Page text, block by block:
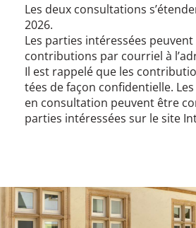
Les deux consultations
2026.
Les parties intéressées
contributions par courriel à
Il est rappelé que les
tées de façon confidentielle.
en consultation peuvent être
parties intéressées sur le site